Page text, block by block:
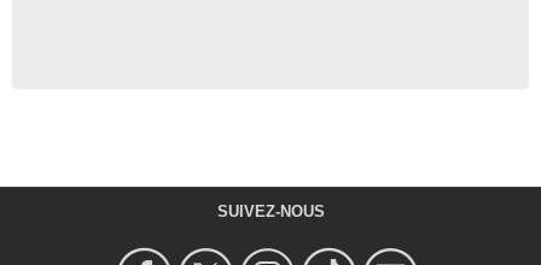
SUIVEZ-NOUS